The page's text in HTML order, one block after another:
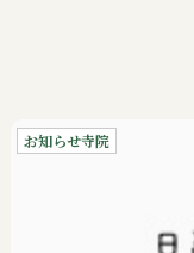
お知らせ寺院